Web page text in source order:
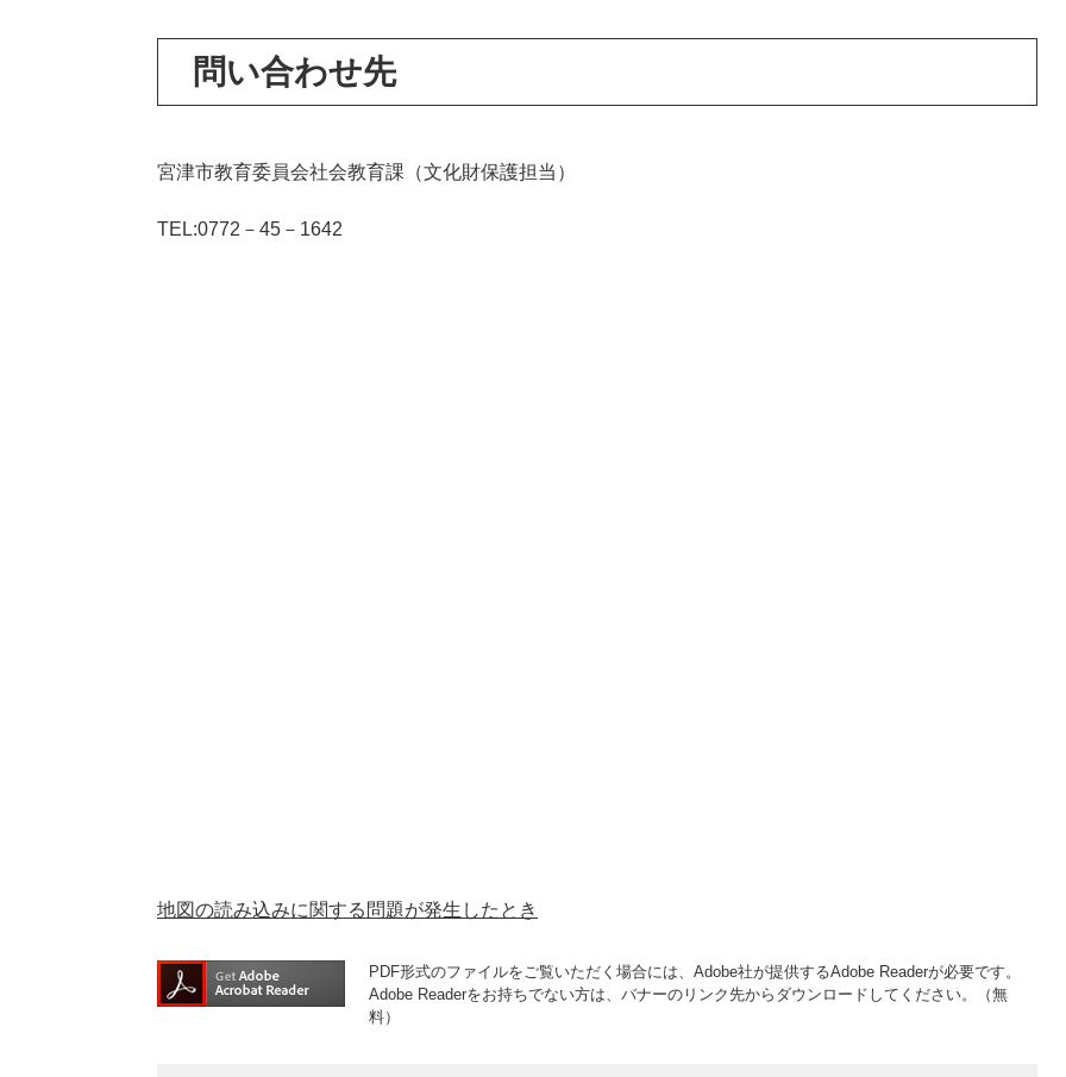
問い合わせ先
宮津市教育委員会社会教育課（文化財保護担当）
TEL:0772－45－1642
地図の読み込みに関する問題が発生したとき
PDF形式のファイルをご覧いただく場合には、Adobe社が提供するAdobe Readerが必要です。
Adobe Readerをお持ちでない方は、バナーのリンク先からダウンロードしてください。（無
料）